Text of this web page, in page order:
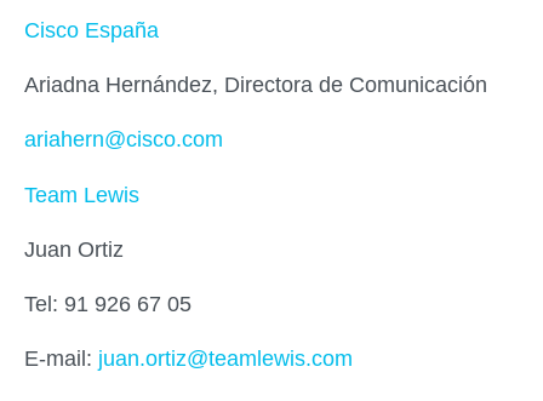
Cisco España
Ariadna Hernández, Directora de Comunicación
ariahern@cisco.com
Team Lewis
Juan Ortiz
Tel: 91 926 67 05
E-mail: juan.ortiz@teamlewis.com